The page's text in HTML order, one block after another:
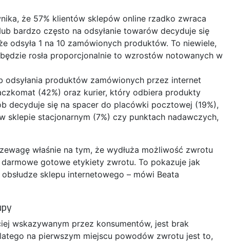
że 57% klientów sklepów online rzadko zwraca
bardzo często na odsyłanie towarów decyduje się
odsyła 1 na 10 zamówionych produktów. To niewiele,
rosła proporcjonalnie to wzrostów notowanych w
produktów zamówionych przez internet
(42%) oraz kurier, który odbiera produkty
decyduje się na spacer do placówki pocztowej (19%),
sklepie stacjonarnym (7%) czy punktach nadawczych,
właśnie na tym, że wydłuża możliwość zwrotu
gotowe etykiety zwrotu. To pokazuje jak
sklepu internetowego – mówi Beata
wskazywanym przez konsumentów, jest brak
na pierwszym miejscu powodów zwrotu jest to,